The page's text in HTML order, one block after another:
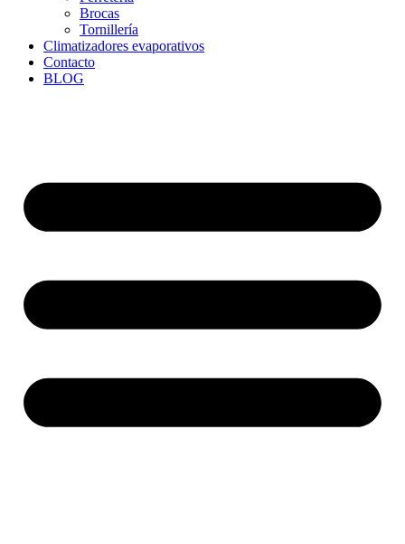
Brocas
Tornillería
Climatizadores evaporativos
Contacto
BLOG